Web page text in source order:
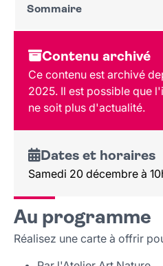
Sommaire
Dates et horaires
Au programme
Tarif et réservation
Public
Lieu et contact
Contenu archivé
Ce contenu est archivé
2025. Il est possible que
ne soit plus d'actualité.
Dates et horaires
Samedi 20 décembre à
Au programme
Réalisez une carte à offrir